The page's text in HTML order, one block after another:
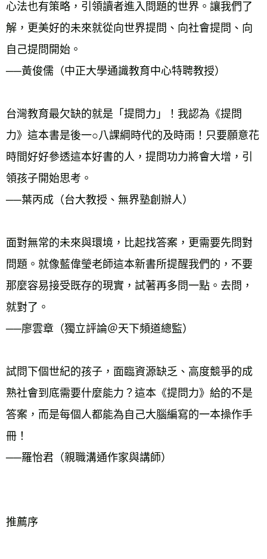
心法也有策略，引領讀者進入問題的世界。讓我們了
解，更美好的未來就從向世界提問、向社會提問、向
自己提問開始。
──黃俊儒（中正大學通識教育中心特聘教授）
台灣教育最欠缺的就是「提問力」！我認為《提問
力》這本書是後一○八課綱時代的及時雨！只要願意花
時間好好參透這本好書的人，提問功力將會大增，引
領孩子開始思考。
──葉丙成（台大教授、無界塾創辦人）
面對無常的未來與環境，比起找答案，更需要先問對
問題。就像藍偉瑩老師這本新書所提醒我們的，不要
那麼容易接受既存的現實，試著再多問一點。去問，
就對了。
──廖雲章（獨立評論＠天下頻道總監）
試問下個世紀的孩子，面臨資源缺乏、高度競爭的成
熟社會到底需要什麼能力？這本《提問力》給的不是
答案，而是每個人都能為自己大腦編寫的一本操作手
冊！
──羅怡君（親職溝通作家與講師）
推薦序